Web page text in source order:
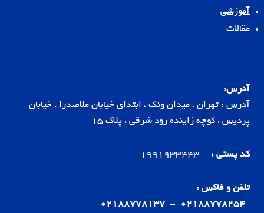
آموزشی
مقالات
آدرس:
آدرس : تهران ، میدان ونک ، ابتدای خیابان ملاصدرا ، خیابان
پردیس ، کوچه زاینده رود شرقی ، پلاک 15
کد پستی :
تلفن و فاکس :
02188778254
-
02188778137